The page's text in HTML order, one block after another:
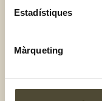
Estadístiques
Màrqueting